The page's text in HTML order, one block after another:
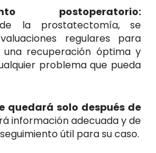
postoperatorio:
la prostatectomía, se
regulares para
una recuperación óptima y
problema que pueda
quedará solo después de
información adecuada y de
útil para su caso.